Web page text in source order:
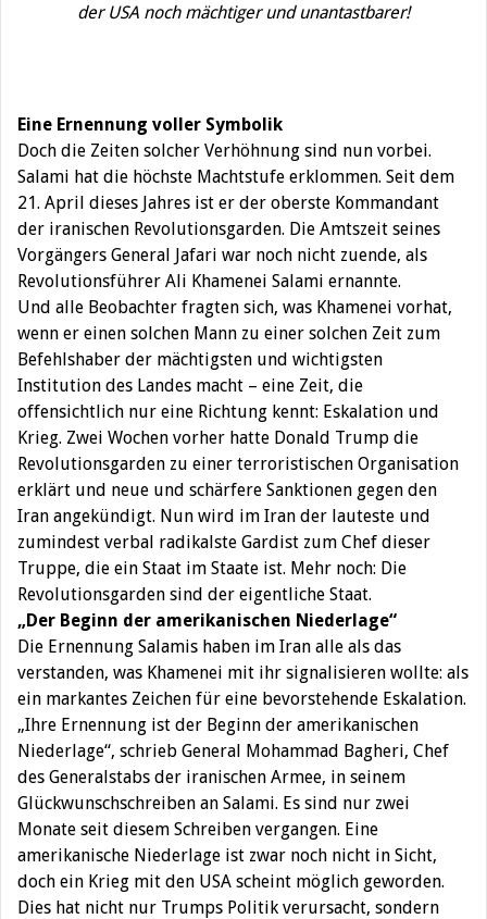
der USA noch mächtiger und unantastbarer!
Eine Ernennung voller Symbolik
Doch die Zeiten solcher Verhöhnung sind nun vorbei.
Salami hat die höchste Machtstufe erklommen. Seit dem
21. April dieses Jahres ist er der oberste Kommandant
der iranischen Revolutionsgarden. Die Amtszeit seines
Vorgängers General Jafari war noch nicht zuende, als
Revolutionsführer Ali Khamenei Salami ernannte.
Und alle Beobachter fragten sich, was Khamenei vorhat,
wenn er einen solchen Mann zu einer solchen Zeit zum
Befehlshaber der mächtigsten und wichtigsten
Institution des Landes macht – eine Zeit, die
offensichtlich nur eine Richtung kennt: Eskalation und
Krieg. Zwei Wochen vorher hatte Donald Trump die
Revolutionsgarden zu einer terroristischen Organisation
erklärt und neue und schärfere Sanktionen gegen den
Iran angekündigt. Nun wird im Iran der lauteste und
zumindest verbal radikalste Gardist zum Chef dieser
Truppe, die ein Staat im Staate ist. Mehr noch: Die
Revolutionsgarden sind der eigentliche Staat.
„Der Beginn der amerikanischen Niederlage“
Die Ernennung Salamis haben im Iran alle als das
verstanden, was Khamenei mit ihr signalisieren wollte: als
ein markantes Zeichen für eine bevorstehende Eskalation.
„Ihre Ernennung ist der Beginn der amerikanischen
Niederlage“, schrieb General Mohammad Bagheri, Chef
des Generalstabs der iranischen Armee, in seinem
Glückwunschschreiben an Salami. Es sind nur zwei
Monate seit diesem Schreiben vergangen. Eine
amerikanische Niederlage ist zwar noch nicht in Sicht,
doch ein Krieg mit den USA scheint möglich geworden.
Dies hat nicht nur Trumps Politik verursacht, sondern